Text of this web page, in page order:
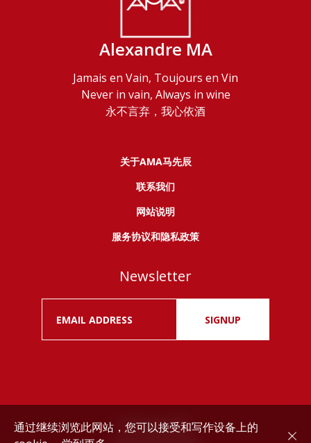
Alexandre MA
Jamais en Vain, Toujours en Vin
Never in vain, Always in wine
永不言弃，我心依酒
关于AMA马先辰
联系我们
网站说明
服务协议和隐私政策
Newsletter
SIGNUP
Drink responsibly.
通过继续浏览此网站，您可以接受和写作设备上的